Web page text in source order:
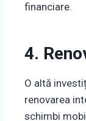
financiare.
4.
O altă
renovarea
schimbi